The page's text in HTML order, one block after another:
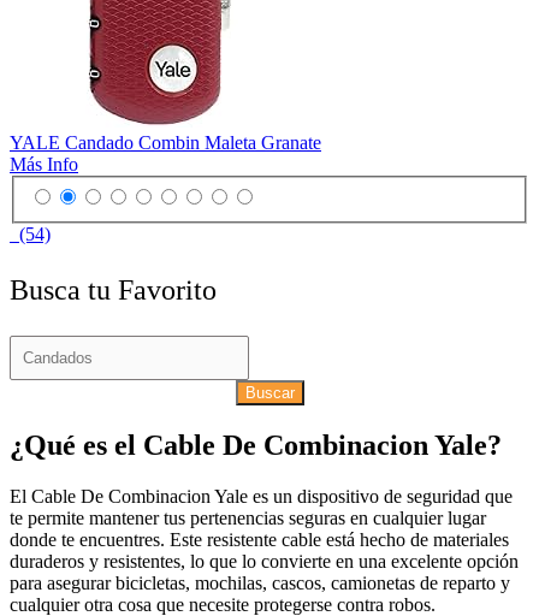
YALE Candado Combin Maleta Granate
Más Info
(54)
Busca tu Favorito
Buscar
¿Qué es el Cable De Combinacion Yale?
El Cable De Combinacion Yale es un dispositivo de seguridad que
te permite mantener tus pertenencias seguras en cualquier lugar
donde te encuentres. Este resistente cable está hecho de materiales
duraderos y resistentes, lo que lo convierte en una excelente opción
para asegurar bicicletas, mochilas, cascos, camionetas de reparto y
cualquier otra cosa que necesite protegerse contra robos.